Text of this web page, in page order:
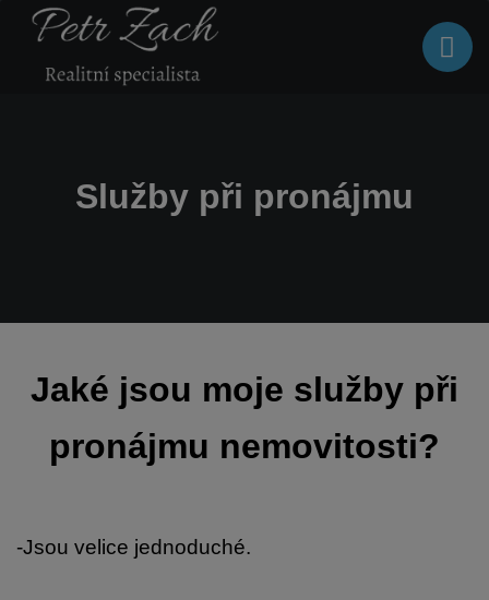
Služby při pronájmu
Jaké jsou moje služby při
pronájmu nemovitosti?
-Jsou velice jednoduché.